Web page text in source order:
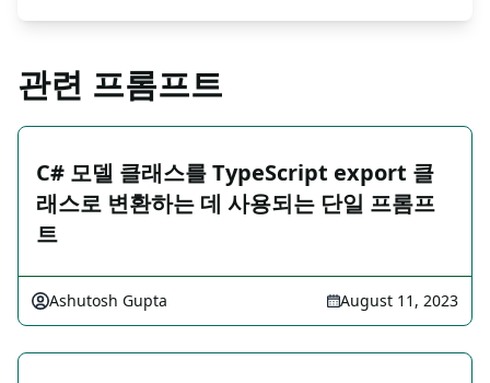
관련 프롬프트
C# 모델 클래스를 TypeScript export 클
래스로 변환하는 데 사용되는 단일 프롬프
트
Ashutosh Gupta August 11, 2023